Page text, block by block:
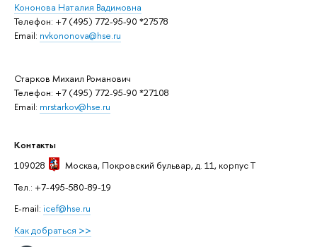
Кононова Наталия Вадимовна
Телефон: +7 (495) 772-95-90 *27578
Email: nvkononova@hse.ru
Старков Михаил Романович
Телефон: +7 (495) 772-95-90 *27108
Email: mrstarkov@hse.ru
Контакты
109028
Москва, Покровский бульвар, д. 11, корпус T
Тел.: +7-495-580-89-19
E-mail: icef@hse.ru
Как добраться >>